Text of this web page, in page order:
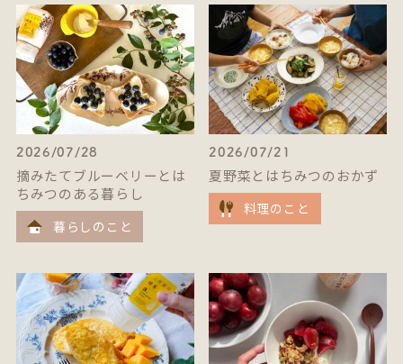
2026/07/28
摘みたてブルーベリーとは
ちみつのある暮らし
暮らしのこと
2026/07/21
夏野菜とはちみつのおかず
料理のこと